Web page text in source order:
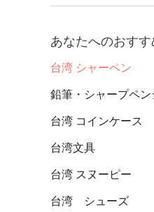
あなたへのおすす
台湾 シャーペン
鉛筆・シャープペ
台湾 コインケース
台湾文具
台湾 スヌーピー
台湾 シューズ